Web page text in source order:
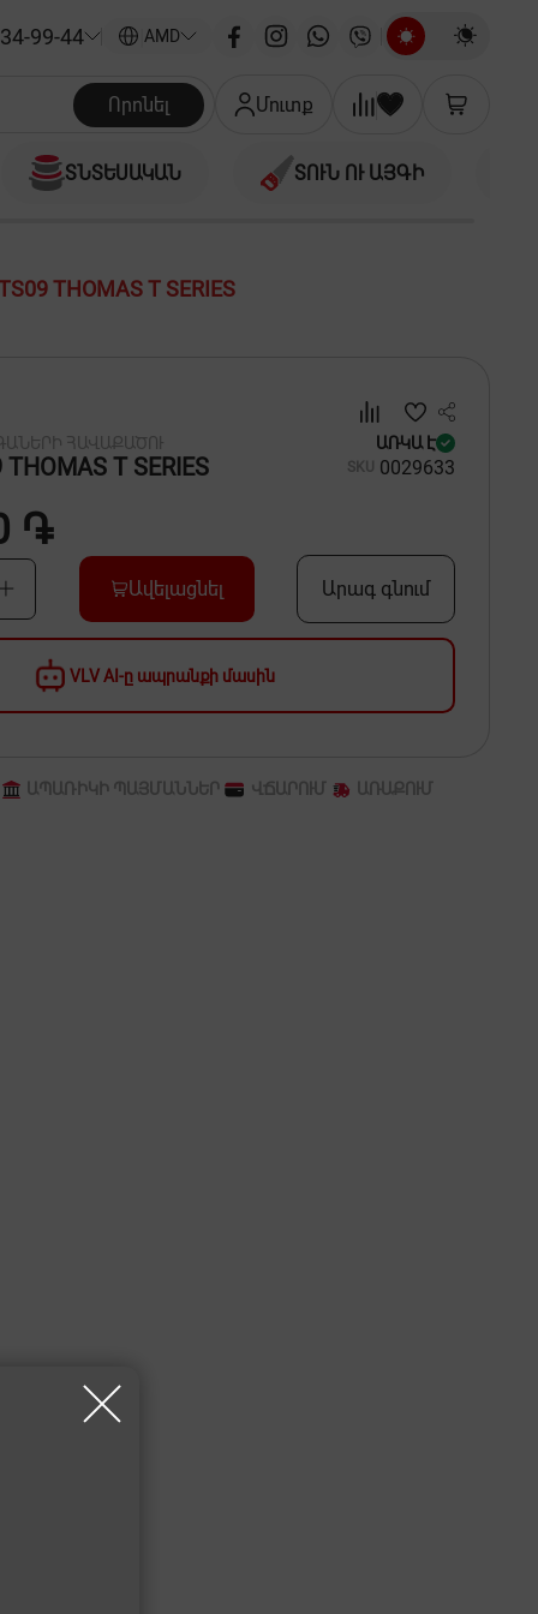
99-44 AMD
Որոնել Մուտք
ՏՆՏԵՍԱԿԱՆ ՏՈՒՆ ՈՒ ԱՅԳԻ
THOMAS T SERIES
VLV AI-ը ապրանքի մասին
ՀԱՎԱՔԱԾՈՒ ԱՌԿԱ Է
T SERIES SKU 0029633
֏
Ավելացնել Արագ գնում
ԱՊԱՌԻԿԻ ՊԱՅՄԱՆՆԵՐ ՎՃԱՐՈՒՄ ԱՌԱՔՈՒՄ